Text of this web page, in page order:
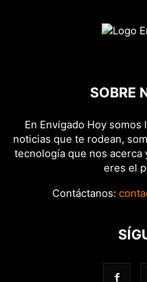
SOBRE
En Envigado Hoy
noticias que te rodean,
tecnología que nos acerca
eres el
Contáctanos: